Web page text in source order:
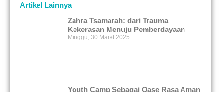
Artikel Lainnya
Zahra Tsamarah: dari Trauma
Kekerasan Menuju Pemberdayaan
Minggu, 30 Maret 2025
Youth Camp Sebagai Oase Rasa Aman